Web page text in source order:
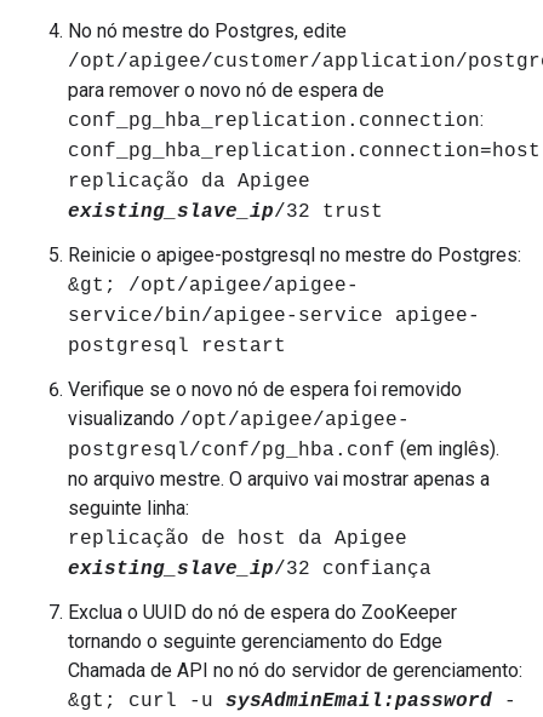
No nó mestre do Postgres, edite
/opt/apigee/customer/application/
para remover o novo nó de espera de
conf_pg_hba_replication.connection:
conf_pg_hba_replication.connection=host
replicação da Apigee
existing_slave_ip/32 trust
Reinicie o apigee-postgresql no mestre do Postgres:
&gt; /opt/apigee/apigee-
service/bin/apigee-service apigee-
postgresql restart
Verifique se o novo nó de espera foi removido
visualizando /opt/apigee/apigee-
postgresql/conf/pg_hba.conf (em inglês).
no arquivo mestre. O arquivo vai mostrar apenas a
seguinte linha:
replicação de host da Apigee
existing_slave_ip/32 confiança
Exclua o UUID do nó de espera do ZooKeeper
tornando o seguinte gerenciamento do Edge
Chamada de API no nó do servidor de gerenciamento:
&gt; curl -u sysAdminEmail:password -